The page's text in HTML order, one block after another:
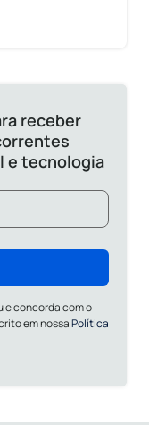
receber
e tecnologia
e concorda com o
em nossaPolítica